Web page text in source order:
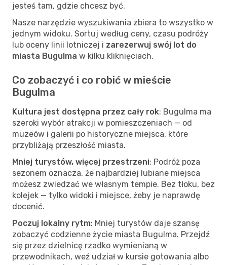
jesteś tam, gdzie chcesz być.
Nasze narzędzie wyszukiwania zbiera to wszystko w
jednym widoku. Sortuj według ceny, czasu podróży
lub oceny linii lotniczej i zarezerwuj swój lot do
miasta Bugulma w kilku kliknięciach.
Co zobaczyć i co robić w mieście
Bugulma
Kultura jest dostępna przez cały rok: Bugulma ma
szeroki wybór atrakcji w pomieszczeniach — od
muzeów i galerii po historyczne miejsca, które
przybliżają przeszłość miasta.
Mniej turystów, więcej przestrzeni: Podróż poza
sezonem oznacza, że najbardziej lubiane miejsca
możesz zwiedzać we własnym tempie. Bez tłoku, bez
kolejek — tylko widoki i miejsce, żeby je naprawdę
docenić.
Poczuj lokalny rytm: Mniej turystów daje szansę
zobaczyć codzienne życie miasta Bugulma. Przejdź
się przez dzielnicę rzadko wymienianą w
przewodnikach, weź udział w kursie gotowania albo